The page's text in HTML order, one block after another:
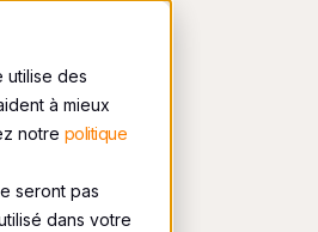
utilise des
à mieux
notre politique
seront pas
dans votre